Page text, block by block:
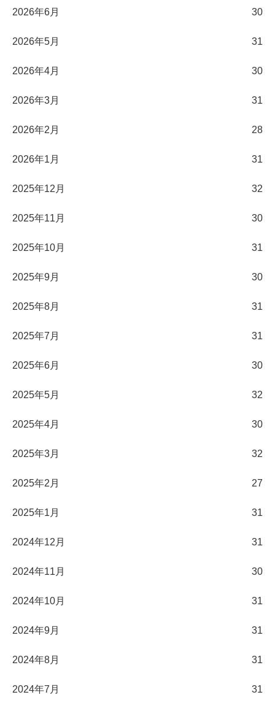
2026年6月 30
2026年5月 31
2026年4月 30
2026年3月 31
2026年2月 28
2026年1月 31
2025年12月 32
2025年11月 30
2025年10月 31
2025年9月 30
2025年8月 31
2025年7月 31
2025年6月 30
2025年5月 32
2025年4月 30
2025年3月 32
2025年2月 27
2025年1月 31
2024年12月 31
2024年11月 30
2024年10月 31
2024年9月 31
2024年8月 31
2024年7月 31